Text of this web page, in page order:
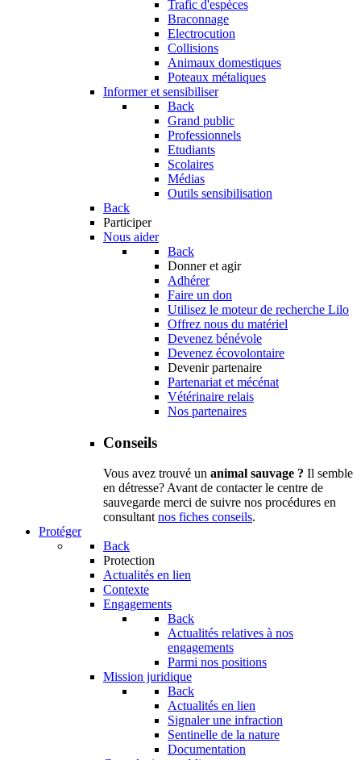
Trafic d'espèces
Braconnage
Electrocution
Collisions
Animaux domestiques
Poteaux métaliques
Informer et sensibiliser
Back
Grand public
Professionnels
Etudiants
Scolaires
Médias
Outils sensibilisation
Back
Participer
Nous aider
Back
Donner et agir
Adhérer
Faire un don
Utilisez le moteur de recherche Lilo
Offrez nous du matériel
Devenez bénévole
Devenez écovolontaire
Devenir partenaire
Partenariat et mécénat
Vétérinaire relais
Nos partenaires
Conseils
Vous avez trouvé un animal sauvage ? Il semble
en détresse? Avant de contacter le centre de
sauvegarde merci de suivre nos procédures en
consultantnos fiches conseils.
Protéger
Back
Protection
Actualités en lien
Contexte
Engagements
Back
Actualités relatives à nos
engagements
Parmi nos positions
Mission juridique
Back
Actualités en lien
Signaler une infraction
Sentinelle de la nature
Documentation